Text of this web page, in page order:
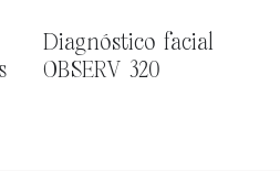
Diagnóstico facial
OBSERV 320